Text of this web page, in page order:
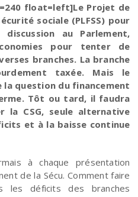
float=left]Le Projet de
sociale (PLFSS) pour
au Parlement,
pour tenter de
branches. La branche
taxée. Mais le
question du financement
Tôt ou tard, il faudra
la CSG, seule alternative
et à la baisse continue
à chaque présentation
de la Sécu. Comment faire
les déficits des branches